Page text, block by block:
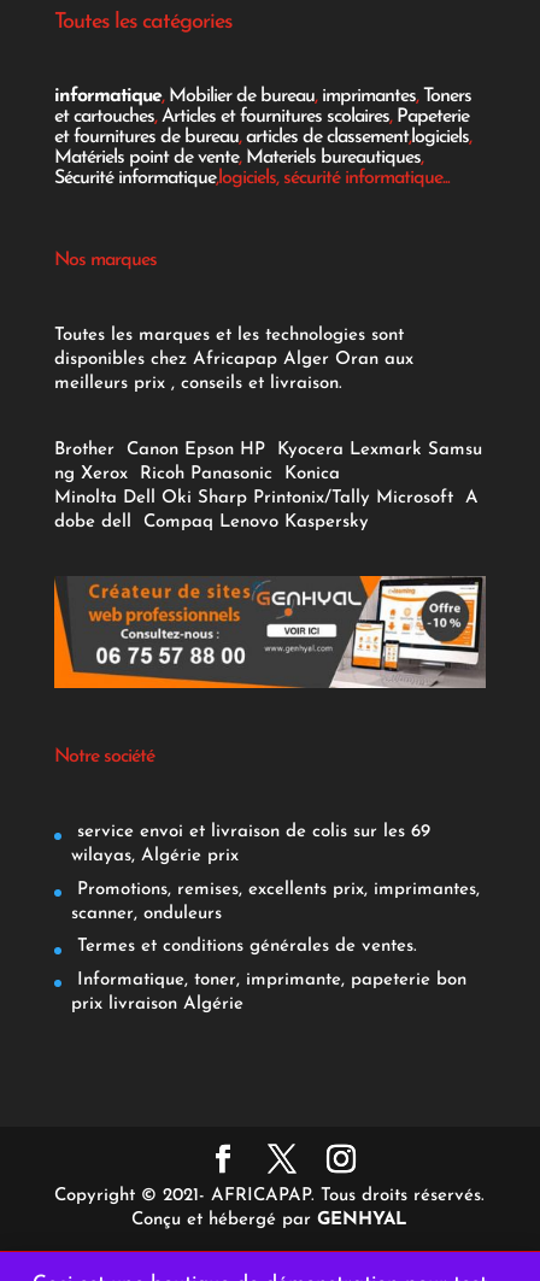
Toutes les catégories
informatique, Mobilier de bureau, imprimantes, Toners
et cartouches,Articles et fournitures scolaires, Papeterie
et fournitures de bureau,articles de classement,logiciels,
Matériels point de vente, Materiels bureautiques,
Sécurité informatique,logiciels, sécurité informatique...
Nos marques
Toutes les marques et les technologies sont
disponibles chez Africapap Alger Oran aux
meilleurs prix , conseils et livraison.
Brother Canon Epson HP Kyocera Lexmark Samsu
ng Xerox Ricoh Panasonic
Konica
Minolta Dell Oki Sharp Printonix/Tally Microsoft
A
dobe dell Compaq Lenovo Kaspersky
Notre société
service envoi et livraison de colis sur les 69
wilayas, Algérie prix
Promotions, remises, excellents prix, imprimantes,
scanner, onduleurs
Termes et conditions générales de ventes.
Informatique, toner, imprimante, papeterie bon
prix livraison Algérie
Copyright © 2021- AFRICAPAP. Tous droits réservés.
Conçu et hébergé parGENHYAL